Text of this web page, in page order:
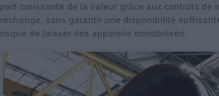
part croissante de la valeur grâce aux contrats de
rechange, sans garantir une disponibilité
risque de laisser des appareils immobilisés.